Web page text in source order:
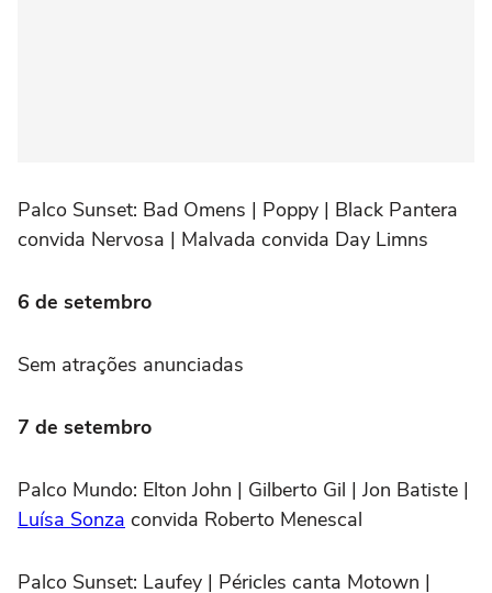
Palco Sunset: Bad Omens | Poppy | Black Pantera
convida Nervosa | Malvada convida Day Limns
6 de setembro
Sem atrações anunciadas
7 de setembro
Palco Mundo: Elton John | Gilberto Gil | Jon Batiste |
Luísa Sonza convida Roberto Menescal
Palco Sunset: Laufey | Péricles canta Motown |